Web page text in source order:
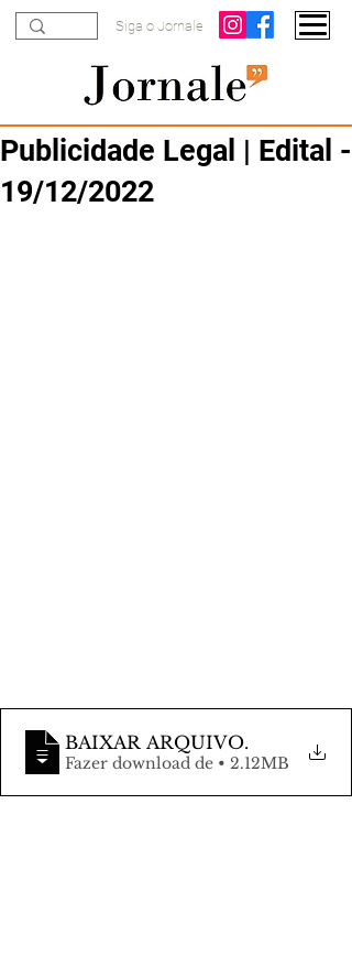
Siga o Jornale
Publicidade Legal | Edital -
19/12/2022
BAIXAR ARQUIVO.
Fazer download de • 2.12MB